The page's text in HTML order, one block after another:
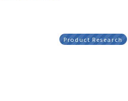
Product Research